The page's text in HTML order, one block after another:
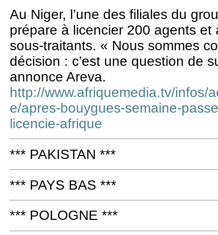
Au Niger, l’une des filiales du
prépare à licencier 200 agents
sous-traitants. « Nous sommes
décision : c’est une question de
annonce Areva.
http://www.afriquemedia.tv/infos/
e/apres-bouygues-semaine-
licencie-afrique
*** PAKISTAN ***
*** PAYS BAS ***
*** POLOGNE ***